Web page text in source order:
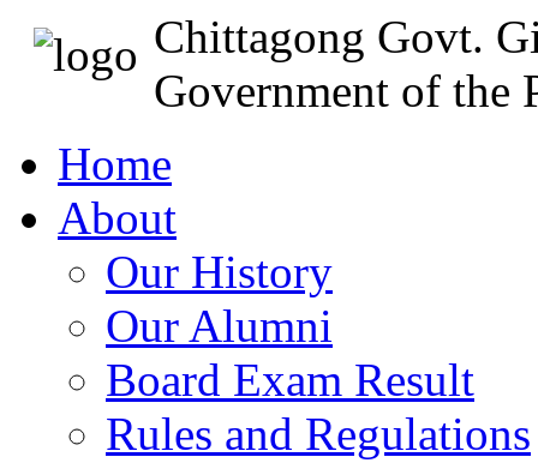
Chittagong Govt.
Government of the
Home
About
Our History
Our Alumni
Board Exam Result
Rules and Regulations